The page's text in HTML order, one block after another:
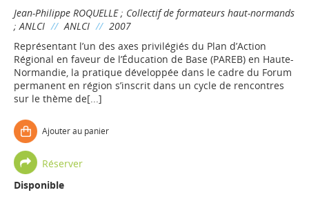
Jean-Philippe ROQUELLE; Collectif de formateurs haut-normands
;ANLCI // ANLCI // 2007
Représentant l’un des axes privilégiés du Plan d’Action
Régional en faveur de l’Éducation de Base (PAREB) en Haute-
Normandie, la pratique développée dans le cadre du Forum
permanent en région s’inscrit dans un cycle de rencontres
sur le thème de[...]
Ajouter au panier
Réserver
Disponible